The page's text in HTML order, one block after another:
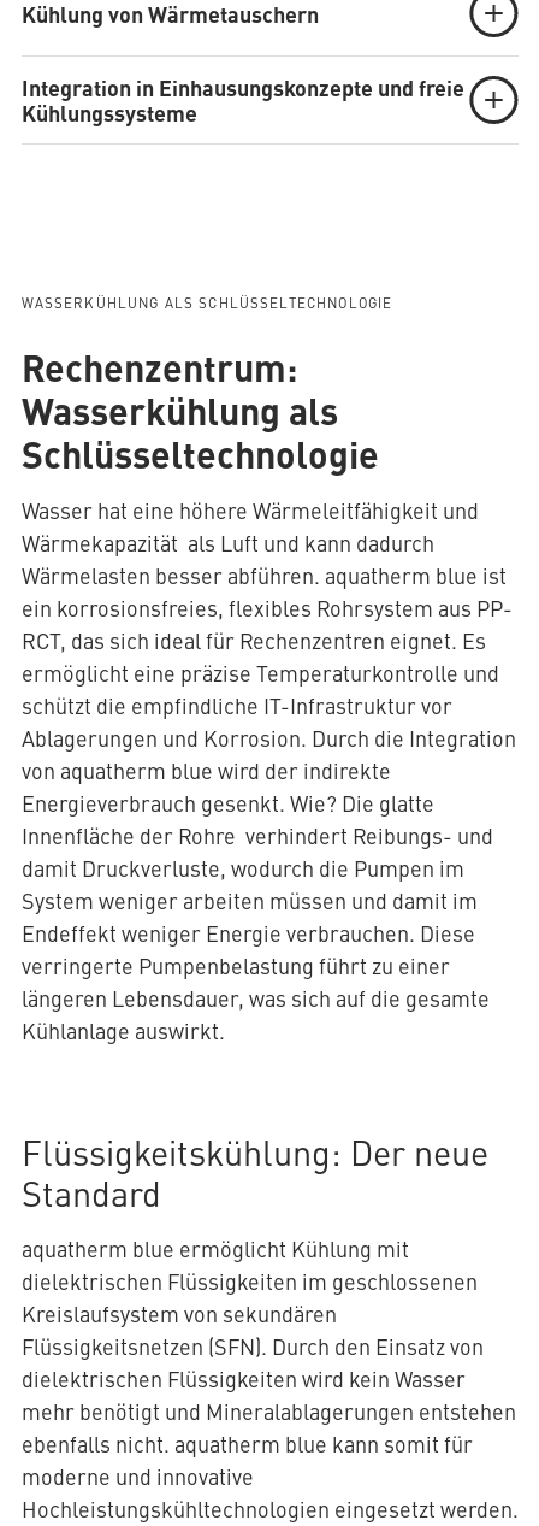
Kühlung von Wärmetauschern
Integration in Einhausungskonzepte und freie
Kühlungssysteme
WASSERKÜHLUNG ALS SCHLÜSSELTECHNOLOGIE
Rechenzentrum:
Wasserkühlung als
Schlüsseltechnologie
Wasser hat eine höhere Wärmeleitfähigkeit und
Wärmekapazität als Luft und kann dadurch
Wärmelasten besser abführen. aquatherm blue ist
ein korrosionsfreies, flexibles Rohrsystem aus PP-
RCT, das sich ideal für Rechenzentren eignet. Es
ermöglicht eine präzise Temperaturkontrolle und
schützt die empfindliche IT-Infrastruktur vor
Ablagerungen und Korrosion. Durch die Integration
von aquatherm blue wird der indirekte
Energieverbrauch gesenkt. Wie? Die glatte
Innenfläche der Rohre verhindert Reibungs- und
damit Druckverluste, wodurch die Pumpen im
System weniger arbeiten müssen und damit im
Endeffekt weniger Energie verbrauchen. Diese
verringerte Pumpenbelastung führt zu einer
längeren Lebensdauer, was sich auf die gesamte
Kühlanlage auswirkt.
Flüssigkeitskühlung: Der neue
Standard
aquatherm blue ermöglicht Kühlung mit
dielektrischen Flüssigkeiten im geschlossenen
Kreislaufsystem von sekundären
Flüssigkeitsnetzen (SFN). Durch den Einsatz von
dielektrischen Flüssigkeiten wird kein Wasser
mehr benötigt und Mineralablagerungen entstehen
ebenfalls nicht. aquatherm blue kann somit für
moderne und innovative
Hochleistungskühltechnologien eingesetzt werden.